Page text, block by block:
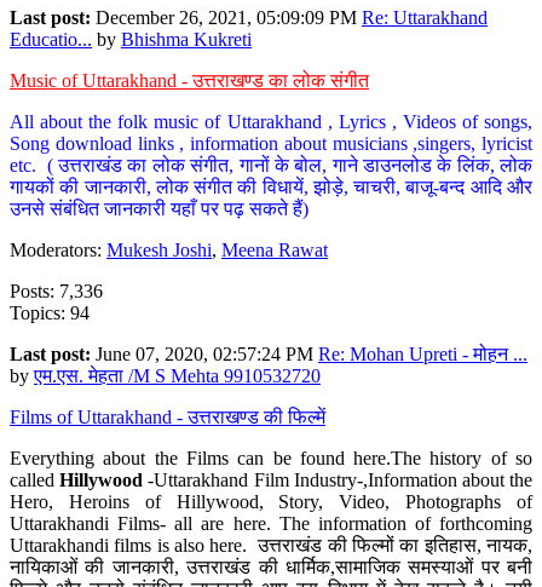
Last post: December 26, 2021, 05:09:09 PM Re: Uttarakhand
Educatio... by Bhishma Kukreti
Music of Uttarakhand - उत्तराखण्ड का लोक संगीत
All about the folk music of Uttarakhand , Lyrics , Videos of songs,
Song download links , information about musicians ,singers, lyricist
etc. ( उत्तराखंड का लोक संगीत, गानों के बोल, गाने डाउनलोड के लिंक, लोक
गायकों की जानकारी, लोक संगीत की विधायें, झोड़े, चाचरी, बाजू-बन्द आदि और
उनसे संबंधित जानकारी यहाँ पर पढ़ सकते हैं)
Moderators: Mukesh Joshi, Meena Rawat
Posts: 7,336
Topics: 94
Last post: June 07, 2020, 02:57:24 PM Re: Mohan Upreti - मोहन ...
byएम.एस. मेहता /M S Mehta 9910532720
Films of Uttarakhand - उत्तराखण्ड की फिल्में
Everything about the Films can be found here.The history of so
calledHillywood-Uttarakhand Film Industry-,Information about the
Hero, Heroins of Hillywood, Story, Video, Photographs of
Uttarakhandi Films- all are here. The information of forthcoming
Uttarakhandi films is also here. उत्तराखंड की फिल्मों का इतिहास, नायक,
नायिकाओं की जानकारी, उत्तराखंड की धार्मिक,सामाजिक समस्याओं पर बनी